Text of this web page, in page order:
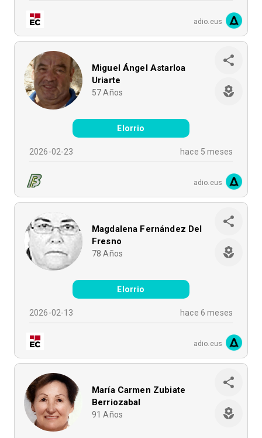
adio.eus
Miguel Ángel Astarloa
Uriarte
57 Años
Elorrio
2026-02-23 hace 5 meses
adio.eus
Magdalena Fernández Del
Fresno
78 Años
Elorrio
2026-02-13 hace 6 meses
adio.eus
María Carmen Zubiate
Berriozabal
91 Años